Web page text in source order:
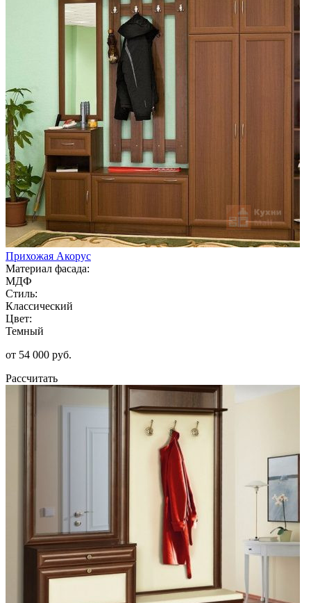
Прихожая Акорус
Материал фасада:
МДФ
Стиль:
Классический
Цвет:
Темный
от 54 000 руб.
Рассчитать